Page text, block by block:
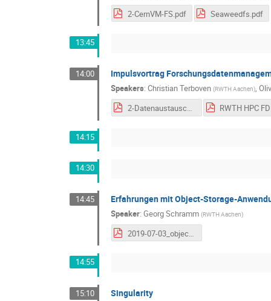
2-CernVM-FS.pdf
Seaweedfs.pdf
13:45
14:00 Impulsvortrag
Speakers:Christian Terboven (RWTH Aachen),
2-Datenaustausch-FDM.pdf
14:15
14:30
14:45 Erfahrungen mit Object-Storage-
Speaker:Georg Schramm (RWTH Aachen)
2019-07-03_object_storage_erfahrung_mit_anwendungsfaellen.pdf
14:55
15:10 Singularity